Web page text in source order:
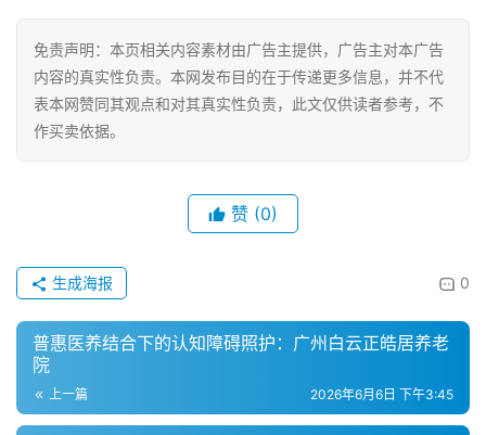
们免责声明：本页相关内容素材由广告主提供，广告主对本广告
内容的真实性负责。本网发布目的在于传递更多信息，并不代
表本网赞同其观点和对其真实性负责，此文仅供读者参考，不
作买卖依据。
赞 (0)
0
生成海报
普惠医养结合下的认知障碍照护：广州白云正皓居养老
院
上一篇 2026年6月6日 下午3:45